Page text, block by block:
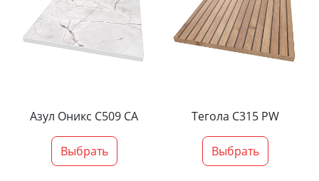
Азул Оникс С509 СА
Выбрать
Тегола С315 PW
Выбрать